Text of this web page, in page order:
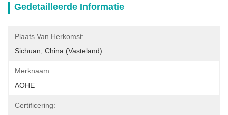
Gedetailleerde Informatie
Plaats Van Herkomst:
Sichuan, China (Vasteland)
Merknaam:
AOHE
Certificering: